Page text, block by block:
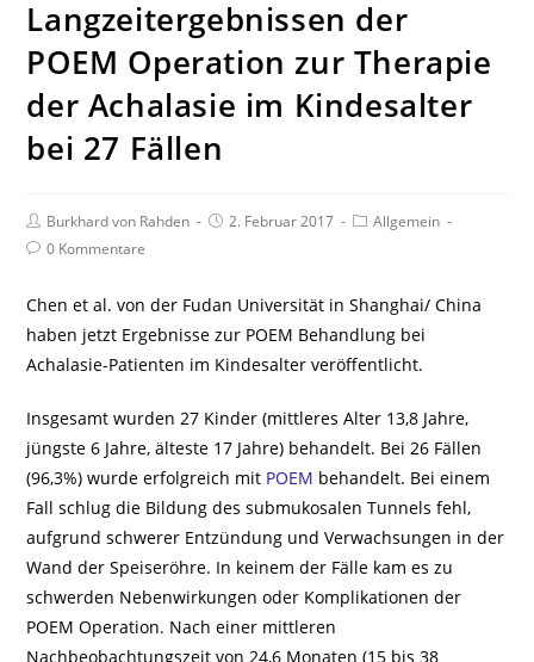
Langzeitergebnissen der
POEM Operation zur Therapie
der Achalasie im Kindesalter
bei 27 Fällen
Beitrags-
Autor:
Burkhard von Rahden
Beitrag
2. Februar 2017
Beitrags-
Allgemein
Beitrags-
0 Kommentare
Chen et al. von der Fudan Universität in Shanghai/ China
haben jetzt Ergebnisse zur POEM Behandlung bei
Achalasie-Patienten im Kindesalter veröffentlicht.
Insgesamt wurden 27 Kinder (mittleres Alter 13,8 Jahre,
jüngste 6 Jahre, älteste 17 Jahre) behandelt. Bei 26 Fällen
(96,3%) wurde erfolgreich mit POEM behandelt. Bei einem
Fall schlug die Bildung des submukosalen Tunnels fehl,
aufgrund schwerer Entzündung und Verwachsungen in der
Wand der Speiseröhre. In keinem der Fälle kam es zu
schwerden Nebenwirkungen oder Komplikationen der
POEM Operation. Nach einer mittleren
Nachbeobachtungszeit von 24,6 Monaten (15 bis 38